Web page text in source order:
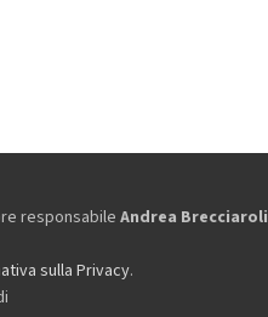
responsabileAndrea Brecciaroli
sulla Privacy.